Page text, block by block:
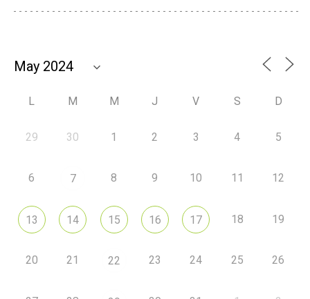
L M M J V S D
29 30 1 2 3 4 5
6 7 8 9 10 11 12
13 14 15 16 17 18 19
20 21 22 23 24 25 26